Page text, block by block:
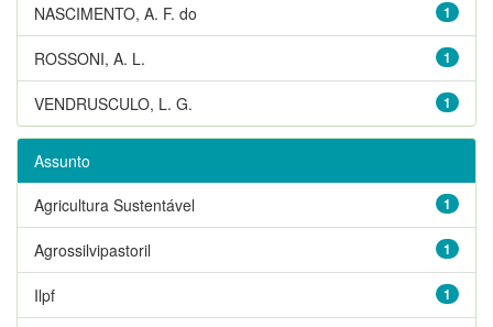
1
NASCIMENTO, A. F. do
1
ROSSONI, A. L.
1
VENDRUSCULO, L. G.
Assunto
1
Agricultura Sustentável
1
Agrossilvipastoril
1
Ilpf